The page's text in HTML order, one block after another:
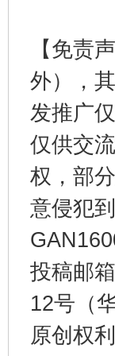
【免责
外），
发推广
仅供交
权，部
意侵犯
投稿邮
12号（
原创权
在谋